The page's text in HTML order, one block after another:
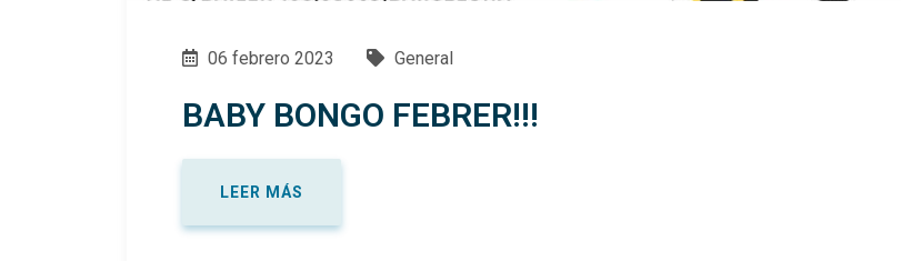
06 febrero 2023 General
BABY BONGO FEBRER!!!
LEER MÁS